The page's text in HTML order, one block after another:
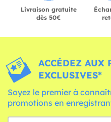
Livraison gratuite
dès 50€
ACCÉDEZ AUX
EXCLUSIVES*
Soyez le premier à
promotions en